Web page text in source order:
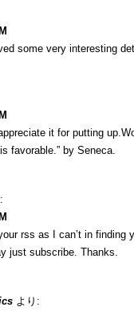
some very interesting
it for putting
favorable.” by Seneca.
rss as I can’t in
just subscribe. Thanks.
より: